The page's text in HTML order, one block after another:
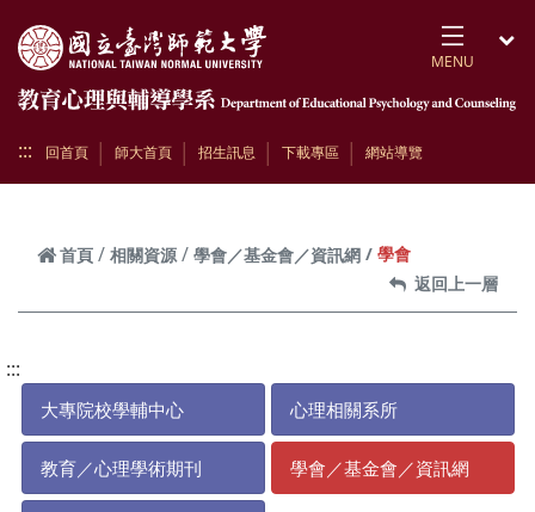
MENU
::: 回首頁 師大首頁 招生訊息 下載專區 網站導覽
首頁 相關資源 學會／基金會／資訊網
學會
返回上一層
:::
大專院校學輔中心 心理相關系所
教育／心理學術期刊 學會／基金會／資訊網